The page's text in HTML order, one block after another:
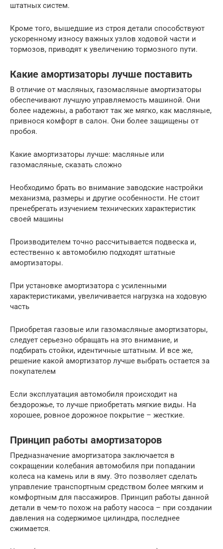
штатных систем.
Кроме того, вышедшие из строя детали способствуют
ускоренному износу важных узлов ходовой части и
тормозов, приводят к увеличению тормозного пути.
Какие амортизаторы лучше поставить
В отличие от масляных, газомасляные амортизаторы
обеспечивают лучшую управляемость машиной. Они
более надежны, а работают так же мягко, как масляные,
привнося комфорт в салон. Они более защищены от
пробоя.
Какие амортизаторы лучше: масляные или
газомасляные, сказать сложно
Необходимо брать во внимание заводские настройки
механизма, размеры и другие особенности. Не стоит
пренебрегать изучением технических характеристик
своей машины
Производителем точно рассчитывается подвеска и,
естественно к автомобилю подходят штатные
амортизаторы.
При установке амортизатора с усиленными
характеристиками, увеличивается нагрузка на ходовую
часть
Приобретая газовые или газомасляные амортизаторы,
следует серьезно обращать на это внимание, и
подбирать стойки, идентичные штатным. И все же,
решение какой амортизатор лучше выбрать остается за
покупателем
Если эксплуатация автомобиля происходит на
бездорожье, то лучше приобретать мягкие виды. На
хорошее, ровное дорожное покрытие – жесткие.
Принцип работы амортизаторов
Предназначение амортизатора заключается в
сокращении колебания автомобиля при попадании
колеса на камень или в яму. Это позволяет сделать
управление транспортным средством более мягким и
комфортным для пассажиров. Принцип работы данной
детали в чем-то похож на работу насоса – при создании
давления на содержимое цилиндра, последнее
сжимается.